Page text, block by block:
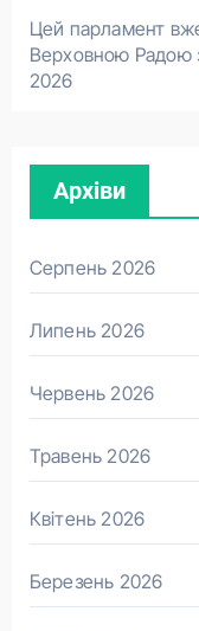
Цей парламент
Верховною Радою
2026
Архіви
Серпень 2026
Липень 2026
Червень 2026
Травень 2026
Квітень 2026
Березень 2026